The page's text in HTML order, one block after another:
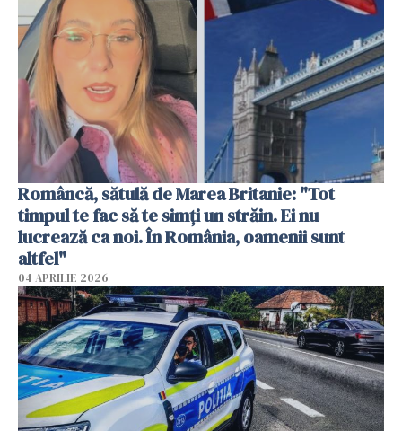
Româncă, sătulă de Marea Britanie: "Tot
timpul te fac să te simți un străin. Ei nu
lucrează ca noi. În România, oamenii sunt
altfel"
04 APRILIE 2026